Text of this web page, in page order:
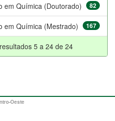
em Química (Doutorado) 82
em Química (Mestrado) 167
5 a 24 de 24
Oeste